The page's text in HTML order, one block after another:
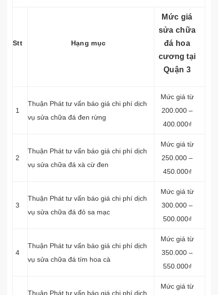
Stt Hạng mục
Mức giá
sửa chữa
đá hoa
cương tại
Quận 3
1
Thuận Phát tư vấn báo giá chi phí dịch
vụ sửa chữa đá đen rừng
Mức giá từ
200.000 –
400.000₫
2
Thuận Phát tư vấn báo giá chi phí dịch
vụ sửa chữa đá xà cừ đen
Mức giá từ
250.000 –
450.000₫
3
Thuận Phát tư vấn báo giá chi phí dịch
vụ sửa chữa đá đỏ sa mạc
Mức giá từ
300.000 –
500.000₫
4
Thuận Phát tư vấn báo giá chi phí dịch
vụ sửa chữa đá tím hoa cà
Mức giá từ
350.000 –
550.000₫
Thuận Phát tư vấn báo giá chi phí dịch
Mức giá từ